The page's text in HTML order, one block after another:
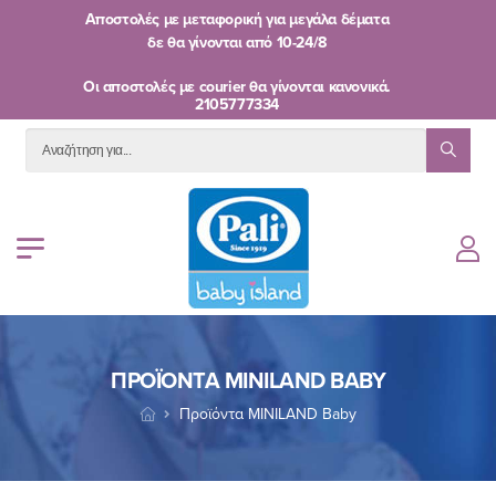
Αποστολές με μεταφορική για μεγάλα δέματα
δε θα γίνονται από 10-24/8
Oι αποστολές με courier θα γίνονται κανονικά.
2105777334
ΠΡΟΪΌΝΤΑ MINILAND BABY
Προϊόντα MINILAND Baby